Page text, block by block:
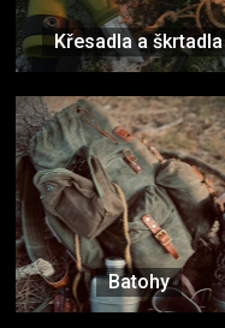
Křesadla a škrtadla
Batohy